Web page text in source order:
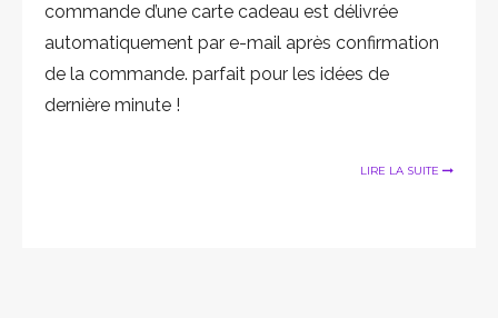
commande d’une carte cadeau est délivrée
automatiquement par e-mail après confirmation
de la commande. parfait pour les idées de
dernière minute !
LIRE LA SUITE